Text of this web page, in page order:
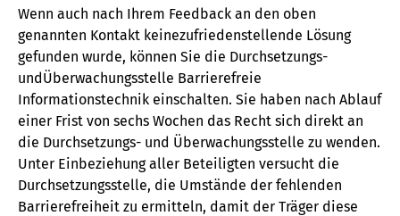
Wenn auch nach Ihrem Feedback an den oben
genannten Kontakt keinezufriedenstellende Lösung
gefunden wurde, können Sie die Durchsetzungs-
undÜberwachungsstelle Barrierefreie
Informationstechnik einschalten. Sie haben nach Ablauf
einer Frist von sechs Wochen das Recht sich direkt an
die Durchsetzungs- und Überwachungsstelle zu wenden.
Unter Einbeziehung aller Beteiligten versucht die
Durchsetzungsstelle, die Umstände der fehlenden
Barrierefreiheit zu ermitteln, damit der Träger diese